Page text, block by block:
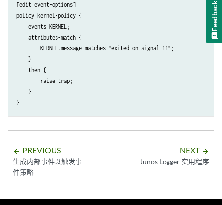
[edit event-options]
policy kernel-policy {
    events KERNEL;
    attributes-match {
        KERNEL.message matches "exited on signal 11";
    }
    then {
        raise-trap;
    }
arrow_backward PREVIOUS
生成内部事件以触发事
件策略
NEXT arrow_forward
Junos Logger 实用程序
Feedback